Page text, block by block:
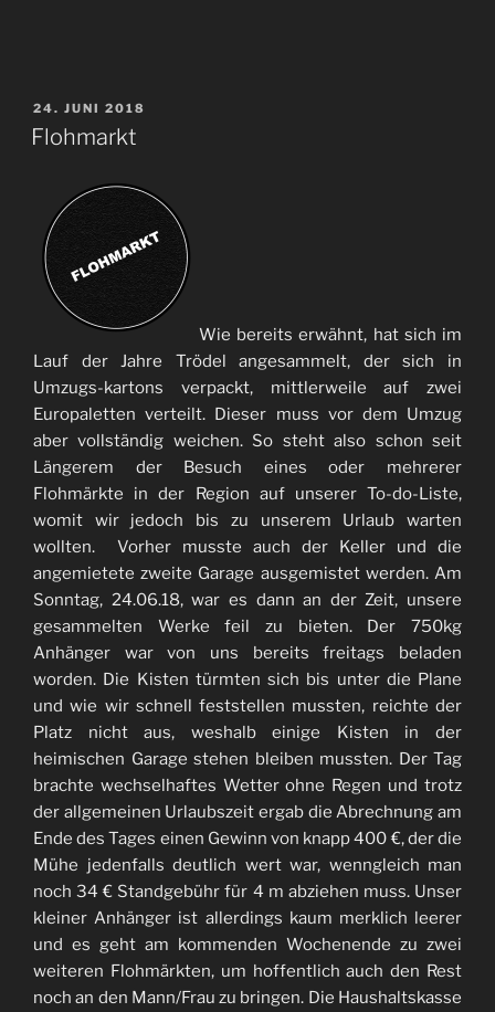
VERÖFFENTLICHT
AM
24. JUNI 2018
Flohmarkt
Wie bereits erwähnt, hat sich im
Lauf der Jahre Trödel angesammelt, der sich in
Umzugs-kartons verpackt, mittlerweile auf zwei
Europaletten verteilt. Dieser muss vor dem Umzug
aber vollständig weichen. So steht also schon seit
Längerem der Besuch eines oder mehrerer
Flohmärkte in der Region auf unserer To-do-Liste,
womit wir jedoch bis zu unserem Urlaub warten
wollten. Vorher musste auch der Keller und die
angemietete zweite Garage ausgemistet werden. Am
Sonntag, 24.06.18, war es dann an der Zeit, unsere
gesammelten Werke feil zu bieten. Der 750kg
Anhänger war von uns bereits freitags beladen
worden. Die Kisten türmten sich bis unter die Plane
und wie wir schnell feststellen mussten, reichte der
Platz nicht aus, weshalb einige Kisten in der
heimischen Garage stehen bleiben mussten. Der Tag
brachte wechselhaftes Wetter ohne Regen und trotz
der allgemeinen Urlaubszeit ergab die Abrechnung am
Ende des Tages einen Gewinn von knapp 400 €, der die
Mühe jedenfalls deutlich wert war, wenngleich man
noch 34 € Standgebühr für 4 m abziehen muss. Unser
kleiner Anhänger ist allerdings kaum merklich leerer
und es geht am kommenden Wochenende zu zwei
weiteren Flohmärkten, um hoffentlich auch den Rest
noch an den Mann/Frau zu bringen. Die Haushaltskasse